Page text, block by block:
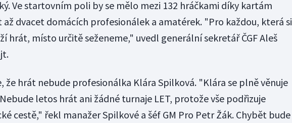
Ve startovním poli by se mělo mezi 132 hráčkami díky kartám
až dvacet domácích profesionálek a amatérek. "Pro každou, která si
hrát, místo určitě seženeme," uvedl generální sekretář ČGF Aleš
že hrát nebude profesionálka Klára Spilková. "Klára se plně věnuje
Nebude letos hrát ani žádné turnaje LET, protože vše podřizuje
cestě," řekl manažer Spilkové a šéf GM Pro Petr Žák. Chybět bude